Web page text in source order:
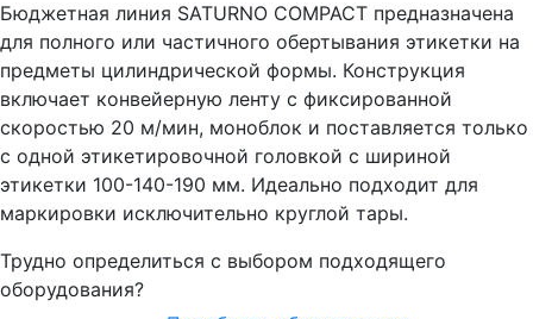
Бюджетная линия SATURNO COMPACT предназначена
для полного или частичного обертывания этикетки на
предметы цилиндрической формы. Конструкция
включает конвейерную ленту с фиксированной
скоростью 20 м/мин, моноблок и поставляется только
с одной этикетировочной головкой с шириной
этикетки 100-140-190 мм. Идеально подходит для
маркировки исключительно круглой тары.
Трудно определиться с выбором подходящего
оборудования?